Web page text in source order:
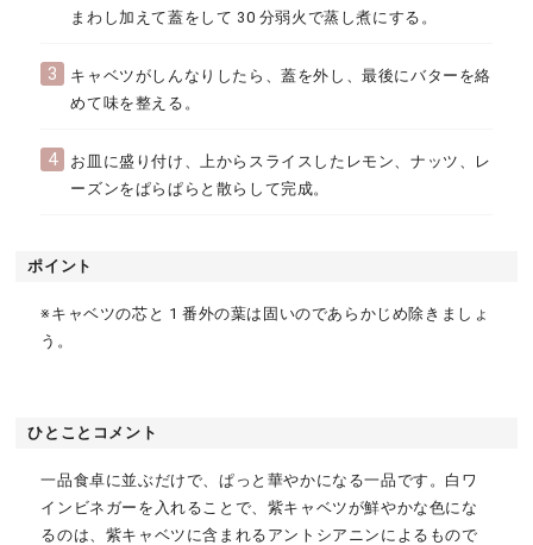
まわし加えて蓋をして 30 分弱火で蒸し煮にする。
3
キャベツがしんなりしたら、蓋を外し、最後にバターを絡
めて味を整える。
4
お皿に盛り付け、上からスライスしたレモン、ナッツ、レ
ーズンをぱらぱらと散らして完成。
ポイント
※キャベツの芯と 1 番外の葉は固いのであらかじめ除きましょ
う。
ひとことコメント
一品食卓に並ぶだけで、ぱっと華やかになる一品です。白ワ
インビネガーを入れることで、紫キャベツが鮮やかな色にな
るのは、紫キャベツに含まれるアントシアニンによるもので